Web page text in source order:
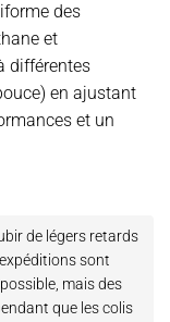
des
et
différentes
en ajustant
et un
de légers retards
sont
mais des
que les colis